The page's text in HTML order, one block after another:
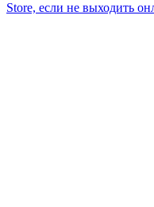
Store, если не выходить